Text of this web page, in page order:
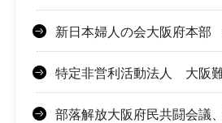
新日本婦人の会大阪府本
特定非営利活動法人 大阪
部落解放大阪府民共闘会議